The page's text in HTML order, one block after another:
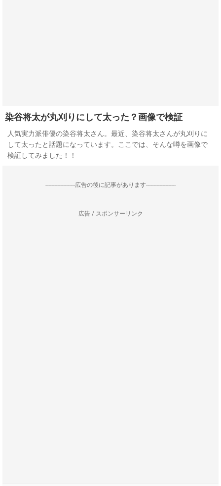
染谷将太が丸刈りにして太った？画像で検証
人気実力派俳優の染谷将太さん。最近、染谷将太さんが丸刈りに
して太ったと話題になっています。ここでは、そんな噂を画像で
検証してみました！！
--------------------広告の後に記事があります--------------------
広告 / スポンサーリンク
------------------------------------------------------------------